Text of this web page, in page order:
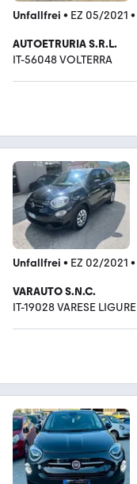
Unfallfrei • EZ 05/2021 •
AUTOETRURIA S.R.L.
IT-56048 VOLTERRA
Unfallfrei • EZ 02/2021 •
VARAUTO S.N.C.
IT-19028 VARESE LIGURE